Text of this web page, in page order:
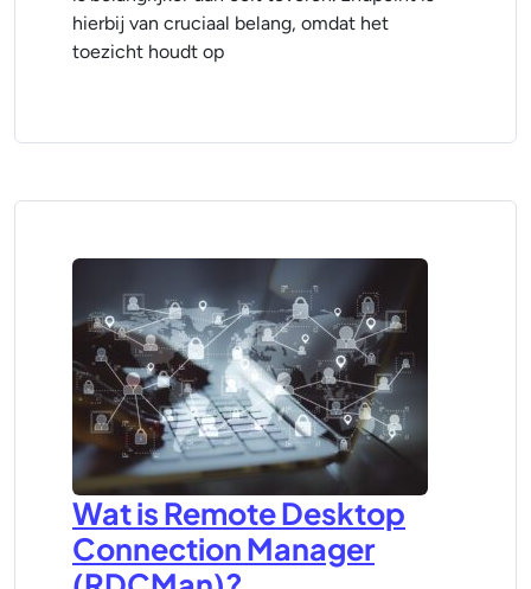
hierbij van cruciaal belang, omdat het
toezicht houdt op
Wat is Remote Desktop
Connection Manager